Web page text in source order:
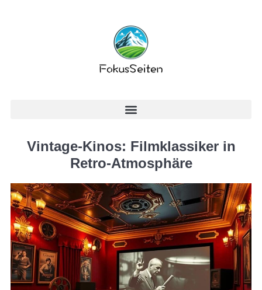
Vintage-Kinos: Filmklassiker in
Retro-Atmosphäre